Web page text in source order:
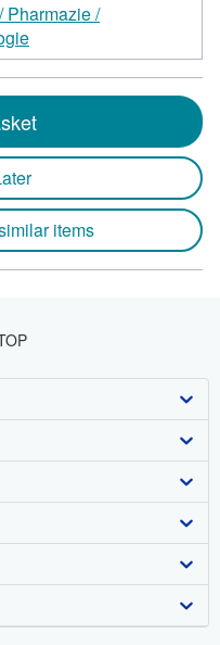
Pharmazie /
items